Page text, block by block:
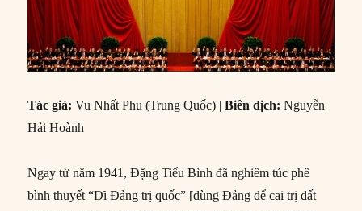
Tác giả:Vu Nhất Phu (Trung Quốc) |Biên dịch:Nguyễn
Hải Hoành
Ngay từ năm 1941, Đặng Tiểu Bình đã nghiêm túc phê
bình thuyết “Dĩ Đảng trị quốc” [dùng Đảng để cai trị đất